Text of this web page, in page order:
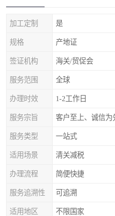
加工定制 是
规格 产地证
签证机构 海关/贸促会
服务范围 全球
办理时效 1-2工作日
服务宗旨 客户至上、诚信为
服务类型 一站式
适用场景 清关减税
办理流程 简便快捷
服务追溯性 可追溯
适用地区 不限国家